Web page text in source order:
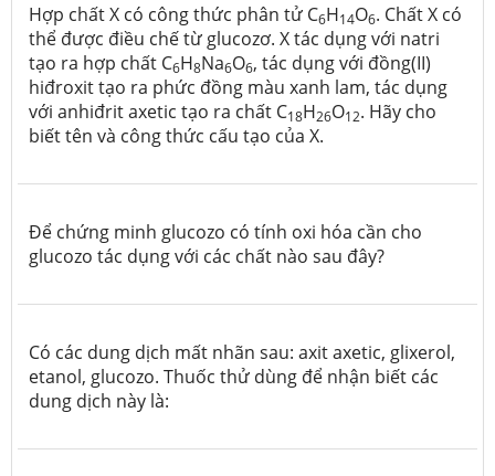
Hợp chất X có công thức phân tử C6H14O6. Chất X có
thể được điều chế từ glucozơ. X tác dụng với natri
tạo ra hợp chất C6H8Na6O6, tác dụng với đồng(II)
hiđroxit tạo ra phức đồng màu xanh lam, tác dụng
với anhiđrit axetic tạo ra chất C18H26O12. Hãy cho
biết tên và công thức cấu tạo của X.
Để chứng minh glucozo có tính oxi hóa cần cho
glucozo tác dụng với các chất nào sau đây?
Có các dung dịch mất nhãn sau: axit axetic, glixerol,
etanol, glucozo. Thuốc thử dùng để nhận biết các
dung dịch này là: